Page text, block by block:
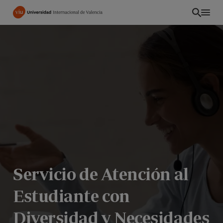
Pasar
Servicio de Atención al
Estudiante con
Diversidad y Necesidades